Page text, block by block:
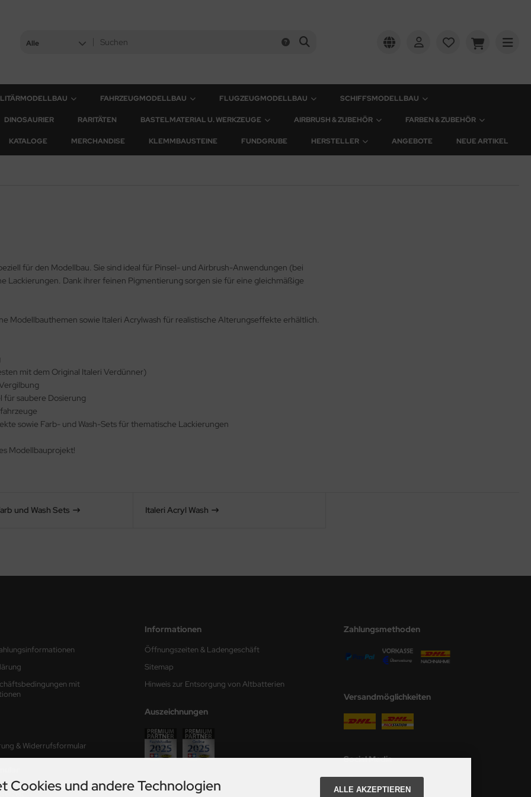
Alle
FAHRZEUGMODELLBAU FLUGZEUGMODELLBAU SCHIFFSMODELLBAU
DINOSAURIER RARITÄTEN BASTELMATERIAL U. WERKZEUGE AIRBRUSH & ZUBEHÖR FARBEN & ZUBEHÖR
KATALOGE MERCHANDISE KLEMMBAUSTEINE FUNDGRUBE HERSTELLER ANGEBOTE NEUE ARTIKEL
für den Modellbau. Sie sind ideal für Pinsel- und Airbrush-Anwendungen (bei
Lackierungen. Dank ihrer feinen Pigmentierung sorgen sie für eine gleichmäßige
Modellbauthemen sowie Italeri Acrylwash für realistische Alterungseffekte erhältlich.
mit dem Original Italeri Verdünner)
für saubere Dosierung
sowie Farb- und Wash-Sets für thematische Lackierungen
Modellbauprojekt!
und Wash Sets Italeri Acryl Wash
mit
& Widerrufsformular
Informationen
Öffnungszeiten & Ladengeschäft
Sitemap
Hinweis zur Entsorgung von Altbatterien
Auszeichnungen
Zahlungsmethoden
Versandmöglichkeiten
Social Media
Cookies und andere Technologien ALLE AKZEPTIEREN